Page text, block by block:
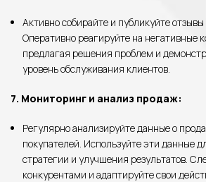
Активно собирайте и публикуйте
Оперативно реагируйте на негативные
предлагая решения проблем и
уровень обслуживания клиентов.
7. Мониторинг и анализ продаж:
Регулярно анализируйте данные о
покупателей. Используйте эти данные
стратегии и улучшения результатов.
конкурентами и адаптируйте свои